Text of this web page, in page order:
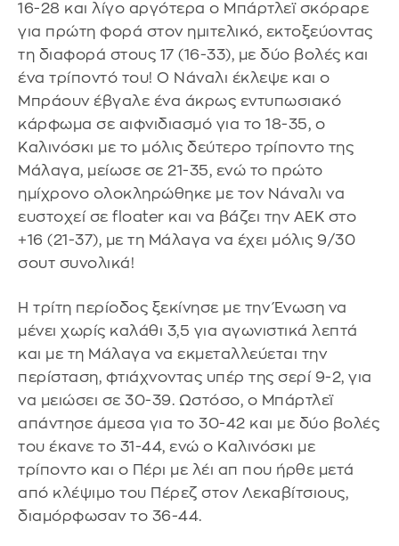
16-28 και λίγο αργότερα ο Μπάρτλεϊ σκόραρε
για πρώτη φορά στον ημιτελικό, εκτοξεύοντας
τη διαφορά στους 17 (16-33), με δύο βολές και
ένα τρίποντό του! Ο Νάναλι έκλεψε και ο
Μπράουν έβγαλε ένα άκρως εντυπωσιακό
κάρφωμα σε αιφνιδιασμό για το 18-35, ο
Καλινόσκι με το μόλις δεύτερο τρίποντο της
Μάλαγα, μείωσε σε 21-35, ενώ το πρώτο
ημίχρονο ολοκληρώθηκε με τον Νάναλι να
ευστοχεί σε floater και να βάζει την ΑΕΚ στο
+16 (21-37), με τη Μάλαγα να έχει μόλις 9/30
σουτ συνολικά!
Η τρίτη περίοδος ξεκίνησε με την Ένωση να
μένει χωρίς καλάθι 3,5 για αγωνιστικά λεπτά
και με τη Μάλαγα να εκμεταλλεύεται την
περίσταση, φτιάχνοντας υπέρ της σερί 9-2, για
να μειώσει σε 30-39. Ωστόσο, ο Μπάρτλεϊ
απάντησε άμεσα για το 30-42 και με δύο βολές
του έκανε το 31-44, ενώ ο Καλινόσκι με
τρίποντο και ο Πέρι με λέι απ που ήρθε μετά
από κλέψιμο του Πέρεζ στον Λεκαβίτσιους,
διαμόρφωσαν το 36-44.